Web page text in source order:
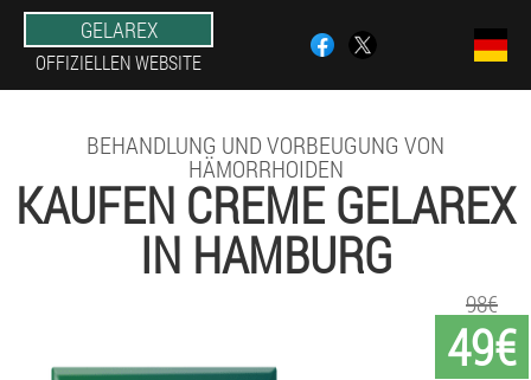
GELAREX
OFFIZIELLEN WEBSITE
BEHANDLUNG UND VORBEUGUNG VON
HÄMORRHOIDEN
KAUFEN CREME GELAREX
IN HAMBURG
49€
98€